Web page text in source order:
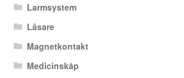
Larmsystem
Läsare
Magnetkontakt
Medicinskåp